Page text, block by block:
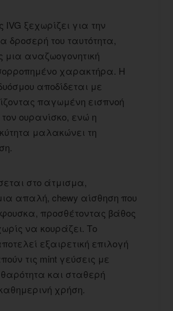
IVG ξεχωρίζει για την
δροσερή του ταυτότητα,
αναζωογονητική
χαρακτήρα. Η
αποδίδεται με
παγωμένη εισπνοή
ουρανίσκο, ενώ η
μαλακώνει τη
στο άτμισμα,
απαλή, chewy αίσθηση που
προσθέτοντας βάθος
να κουράζει. Το
εξαιρετική επιλογή
τις mint γεύσεις με
και σταθερή
χρήση.